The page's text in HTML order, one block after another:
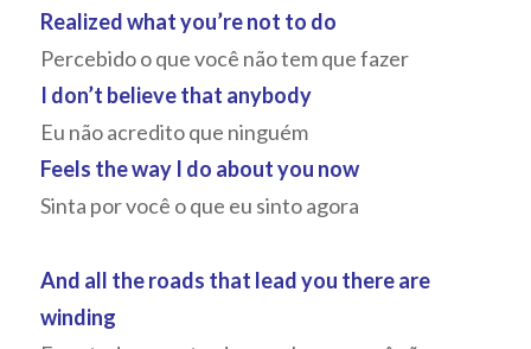
Realized what you’re not to do
Percebido o que você não tem que fazer
I don’t believe that anybody
Eu não acredito que ninguém
Feels the way I do about you now
Sinta por você o que eu sinto agora
And all the roads that lead you there are
winding